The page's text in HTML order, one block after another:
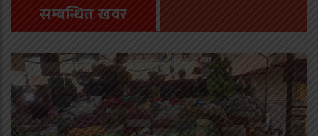
सम्बन्धित खवर